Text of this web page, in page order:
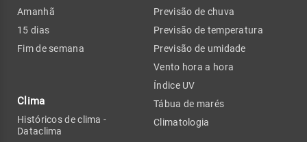
Amanhã
15 dias
Fim de semana
Clima
Históricos de clima -
Dataclima
Previsão de chuva
Previsão de temperatura
Previsão de umidade
Vento hora a hora
Índice UV
Tábua de marés
Climatologia